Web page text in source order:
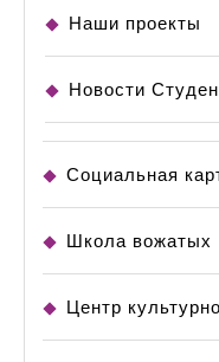
Наши проекты
Новости
Социальная
Школа вожатых
Центр